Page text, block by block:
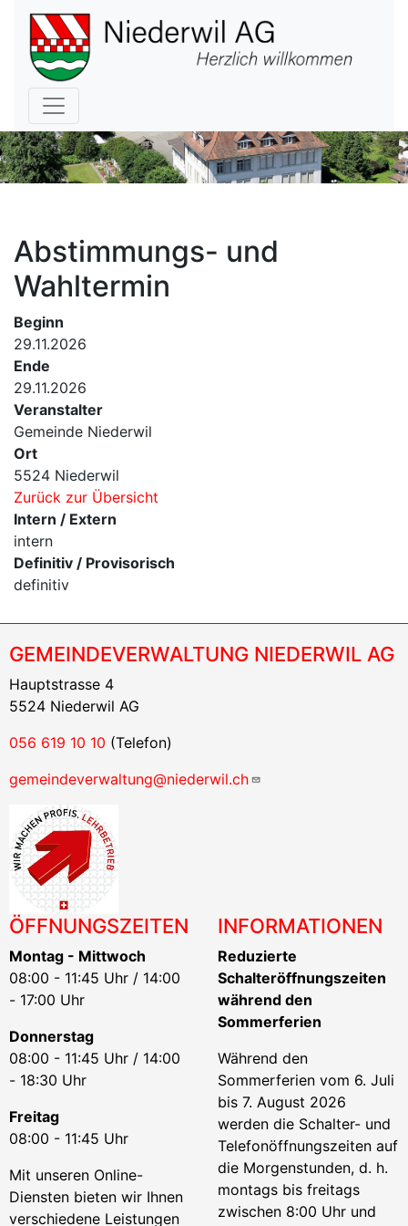
Hauptnavigation
Abstimmungs- und
Wahltermin
Beginn
29.11.2026
Ende
29.11.2026
Veranstalter
Gemeinde Niederwil
Ort
5524 Niederwil
Zurück zur Übersicht
Intern / Extern
intern
Definitiv / Provisorisch
definitiv
GEMEINDEVERWALTUNG NIEDERWIL AG
Hauptstrasse 4
5524 Niederwil AG
056 619 10 10 (Telefon)
gemeindeverwaltung@niederwil.ch
ÖFFNUNGSZEITEN
Montag - Mittwoch
08:00 - 11:45 Uhr / 14:00
- 17:00 Uhr
Donnerstag
08:00 - 11:45 Uhr / 14:00
- 18:30 Uhr
Freitag
08:00 - 11:45 Uhr
Mit unseren Online-
Diensten bieten wir Ihnen
verschiedene Leistungen
INFORMATIONEN
Reduzierte
Schalteröffnungszeiten
während den
Sommerferien
Während den
Sommerferien vom 6. Juli
bis 7. August 2026
werden die Schalter- und
Telefonöffnungszeiten auf
die Morgenstunden, d. h.
montags bis freitags
zwischen 8:00 Uhr und